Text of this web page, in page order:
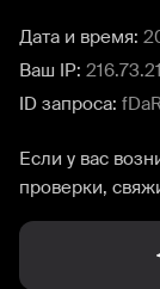
Дата и время:
Ваш IP:
ID запроса:
Если у вас
проверки,